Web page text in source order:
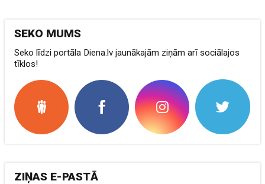
SEKO MUMS
Seko līdzi portāla Diena.lv jaunākajām ziņām arī sociālajos
tīklos!
ZIŅAS E-PASTĀ